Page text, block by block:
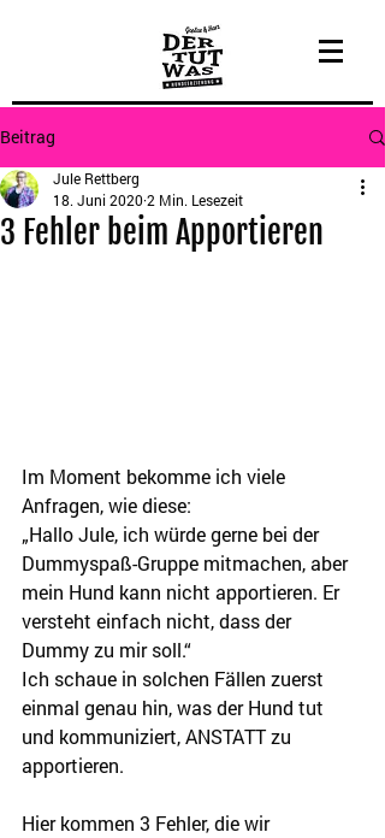
Beitrag
3 Fehler beim Apportieren
Jule Rettberg
18. Juni 20202 Min. Lesezeit
Im Moment bekomme ich viele
Anfragen, wie diese:
„Hallo Jule, ich würde gerne bei der
Dummyspaß-Gruppe mitmachen, aber
mein Hund kann nicht apportieren. Er
versteht einfach nicht, dass der
Dummy zu mir soll.“
Ich schaue in solchen Fällen zuerst
einmal genau hin, was der Hund tut
und kommuniziert, ANSTATT zu
apportieren.
Hier kommen 3 Fehler, die wir